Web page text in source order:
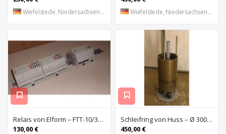
Wiefelstede, Niedersachsen, DE Wiefelstede, Niedersachsen, DE
Relais von Elform – FTT-10/3150
130,00 €
Schleifring von Huss – Ø 300 mm
450,00 €